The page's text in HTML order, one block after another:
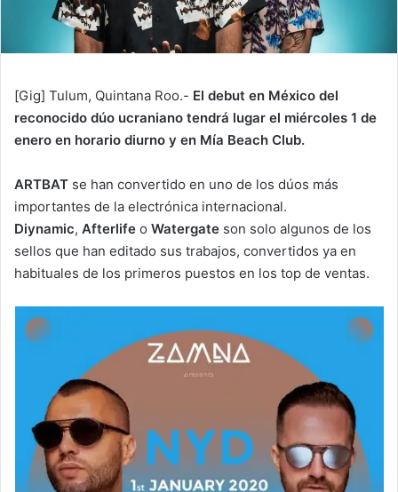
[Gig] Tulum, Quintana Roo.- El debut en México del
reconocido dúo ucraniano tendrá lugar el miércoles 1 de
enero en horario diurno y en Mía Beach Club.
ARTBAT se han convertido en uno de los dúos más
importantes de la electrónica internacional.
Diynamic, Afterlife o Watergate son solo algunos de los
sellos que han editado sus trabajos, convertidos ya en
habituales de los primeros puestos en los top de ventas.